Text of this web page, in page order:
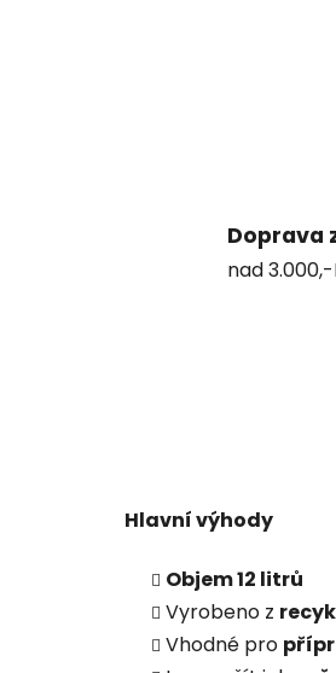
Doprava
nad
Hlavní výhody
Objem 12 litrů
Vyrobeno z
Vhodné pro